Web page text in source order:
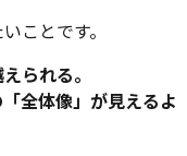
ことです。
られる。
全体像」が見えるよ